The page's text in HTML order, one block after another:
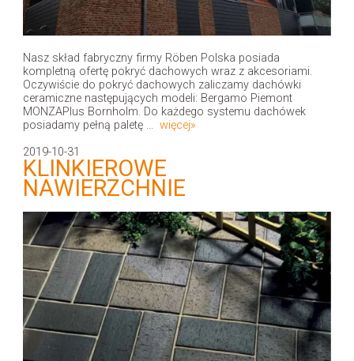
Nasz skład fabryczny firmy Röben Polska posiada
kompletną ofertę pokryć dachowych wraz z akcesoriami.
Oczywiście do pokryć dachowych zaliczamy dachówki
ceramiczne następujących modeli: Bergamo Piemont
MONZAPlus Bornholm. Do każdego systemu dachówek
posiadamy pełną paletę ... więcej»
2019-10-31
KLINKIEROWE
NAWIERZCHNIE